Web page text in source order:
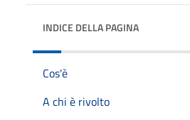
INDICE DELLA PAGINA
Cos'è
A chi è rivolto